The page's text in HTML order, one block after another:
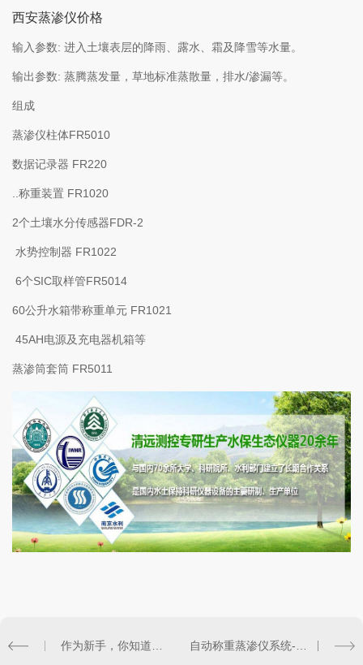
西安蒸渗仪价格
输入参数: 进入土壤表层的降雨、露水、霜及降雪等水量。
输出参数: 蒸腾蒸发量，草地标准蒸散量，排水/渗漏等。
组成
蒸渗仪柱体FR5010
数据记录器 FR220
..称重装置 FR1020
2个土壤水分传感器FDR-2
水势控制器 FR1022
6个SIC取样管FR5014
60公升水箱带称重单元 FR1021
45AH电源及充电器机箱等
蒸渗筒套筒 FR5011